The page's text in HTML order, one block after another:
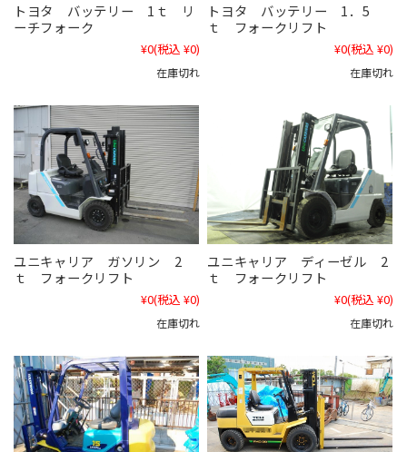
トヨタ バッテリー 1ｔ リ
ーチフォーク
¥0(税込 ¥0)
在庫切れ
トヨタ バッテリー 1．5
ｔ フォークリフト
¥0(税込 ¥0)
在庫切れ
ユニキャリア ガソリン 2
ｔ フォークリフト
¥0(税込 ¥0)
在庫切れ
ユニキャリア ディーゼル 2
ｔ フォークリフト
¥0(税込 ¥0)
在庫切れ